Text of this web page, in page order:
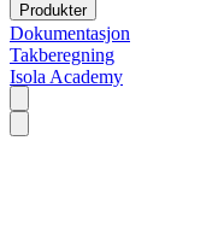
Produkter
Dokumentasjon
Takberegning
Isola Academy